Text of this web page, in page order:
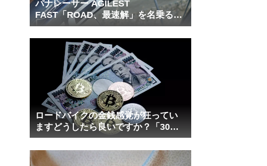
パナレーサー AGILEST
FAST「ROAD、最速解」を名乗る国
産フラッグシップ
ロードバイクの金銭感覚が狂ってい
ますどうしたら良いですか？「30万
円は安い」の正体